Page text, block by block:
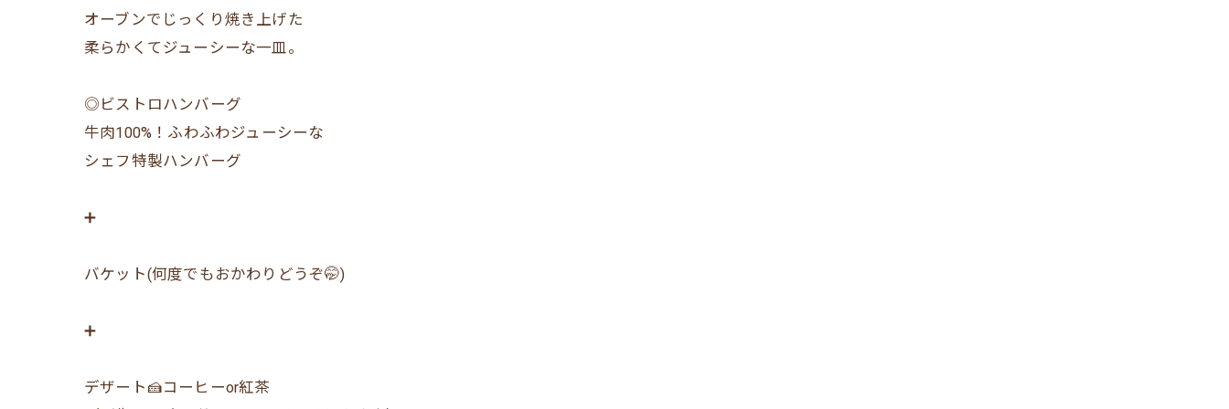
オーブンでじっくり焼き上げた
柔らかくてジューシーな一皿。
◎ビストロハンバーグ
牛肉100%！ふわふわジューシーな
シェフ特製ハンバーグ
➕
バケット(何度でもおかわりどうぞ🤭)
➕
デザート🍰コーヒーor紅茶